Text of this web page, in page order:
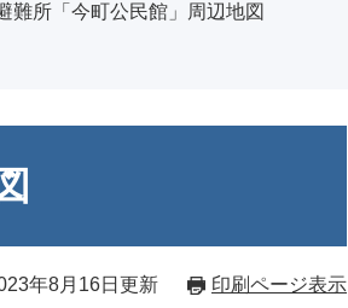
難所「今町公民館」周辺地図
年8月16日更新 印刷ページ表示